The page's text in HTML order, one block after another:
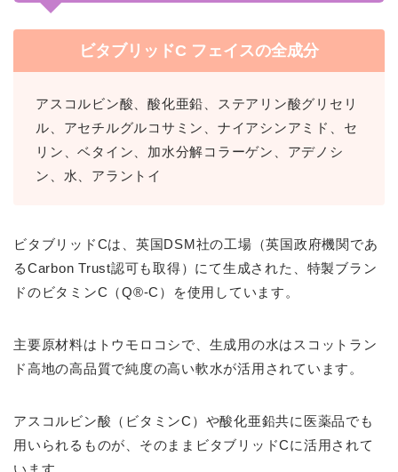
ビタブリッドC フェイスの全成分
アスコルビン酸、酸化亜鉛、ステアリン酸グリセリ
ル、アセチルグルコサミン、ナイアシンアミド、セ
リン、ベタイン、加水分解コラーゲン、アデノシ
ン、水、アラントイ
ビタブリッドCは、英国DSM社の工場（英国政府機関であ
るCarbon Trust認可も取得）にて生成された、特製ブラン
ドのビタミンC（Q®-C）を使用しています。
主要原材料はトウモロコシで、生成用の水はスコットラン
ド高地の高品質で純度の高い軟水が活用されています。
アスコルビン酸（ビタミンC）や酸化亜鉛共に医薬品でも
用いられるものが、そのままビタブリッドCに活用されて
います。